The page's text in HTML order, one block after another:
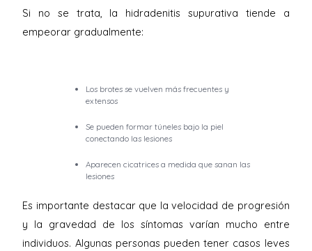
Si no se trata, la hidradenitis supurativa tiende a
empeorar gradualmente:
Los brotes se vuelven más frecuentes y
extensos
Se pueden formar túneles bajo la piel
conectando las lesiones
Aparecen cicatrices a medida que sanan las
lesiones
Es importante destacar que la velocidad de progresión
y la gravedad de los síntomas varían mucho entre
individuos. Algunas personas pueden tener casos leves